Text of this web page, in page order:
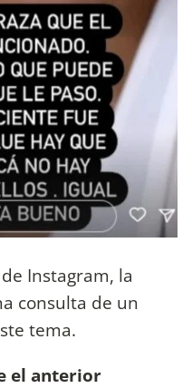
Instagram, la
consulta de un
tema.
el anterior